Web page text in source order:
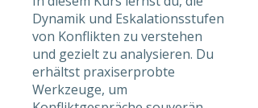
Dynamik und Eskalationsstufen
von Konflikten zu verstehen
und gezielt zu analysieren. Du
erhältst praxiserprobte
Werkzeuge, um